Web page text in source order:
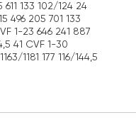
133 102/124 24
496 205 701 133
1-23 646 241 887
41 CVF 1-30
1181 177 116/144,5